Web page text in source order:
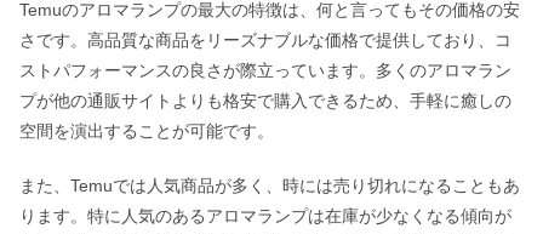
Temuのアロマランプの最大の特徴は、何と言ってもその価格の安
さです。高品質な商品をリーズナブルな価格で提供しており、コ
ストパフォーマンスの良さが際立っています。多くのアロマラン
プが他の通販サイトよりも格安で購入できるため、手軽に癒しの
空間を演出することが可能です。
また、Temuでは人気商品が多く、時には売り切れになることもあ
ります。特に人気のあるアロマランプは在庫が少なくなる傾向が